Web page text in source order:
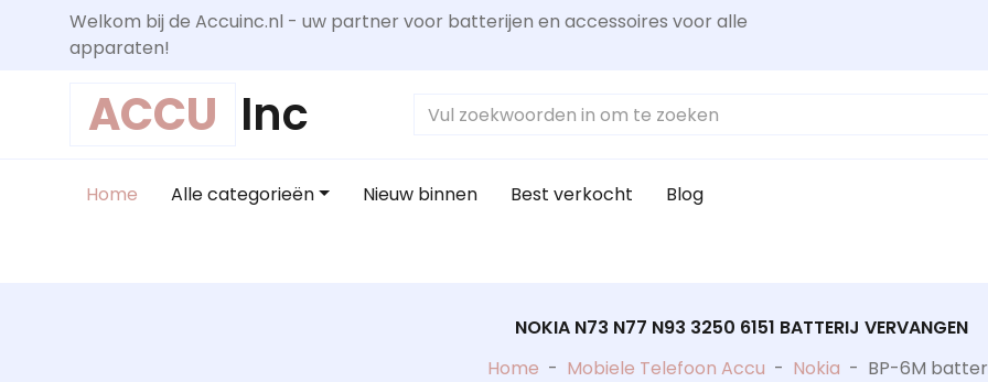
Welkom bij de Accuinc.nl - uw partner voor batterijen en accessoires voor alle
apparaten!
ACCU Inc
Home Alle categorieën Nieuw binnen Best verkocht Blog
NOKIA N73 N77 N93 3250 6151 BATTERIJ VERVANGEN
Home - Mobiele Telefoon Accu - Nokia - BP-6M